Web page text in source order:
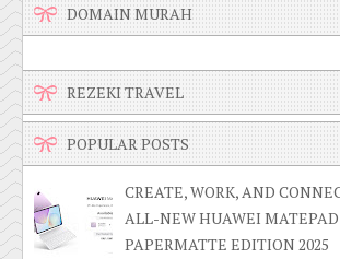
DOMAIN MURAH
REZEKI TRAVEL
POPULAR POSTS
CREATE, WORK, AND
ALL-NEW HUAWEI MATEPAD
PAPERMATTE EDITION 2025